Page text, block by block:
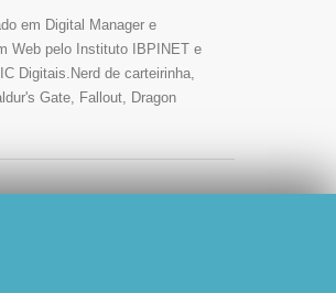
em Digital Manager e
Web pelo Instituto IBPINET e
Digitais.Nerd de carteirinha,
Gate, Fallout, Dragon